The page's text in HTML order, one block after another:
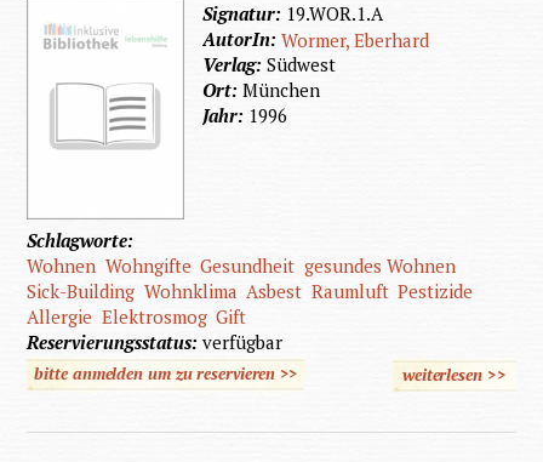
Signatur: 19.WOR.1.A
AutorIn:Wormer, Eberhard
Verlag:Südwest
Ort:München
Jahr: 1996
Schlagworte:
Wohnen Wohngifte Gesundheit gesundes Wohnen
Sick-Building Wohnklima Asbest Raumluft Pestizide
Allergie Elektrosmog Gift
Reservierungsstatus:verfügbar
bitte anmelden um zu reservieren >> weiterlesen
über
>>